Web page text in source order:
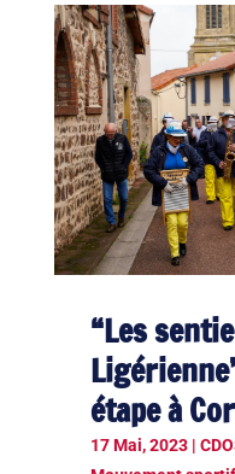
“Les
étape à
17 Mai, 2023|